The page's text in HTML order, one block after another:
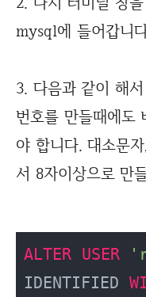
mysql에 들어갑니
3. 다음과 같이 해
번호를 만들때에도
야 합니다. 대소문
서 8자이상으로 만
ALTER USER
IDENTIFIED